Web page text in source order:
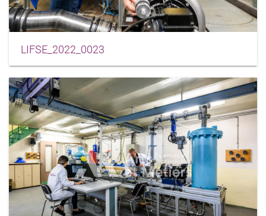
LIFSE_2022_0023